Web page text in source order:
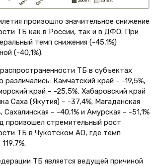
произошло значительное снижение
ТБ как в России, так и в ДФО. При
темп снижения (-45,1%)
(-40,1%).
ТБ в субъектах
Камчатский край – -19,5%,
край – -25,5%, Хабаровский край
Саха (Якутия) – -37,4%; Магаданская
Сахалинская – -40,1% и Амурская – -51,1%
произошел стремительный рост
ТБ в Чукотском АО, где темп
ТБ является ведущей причиной